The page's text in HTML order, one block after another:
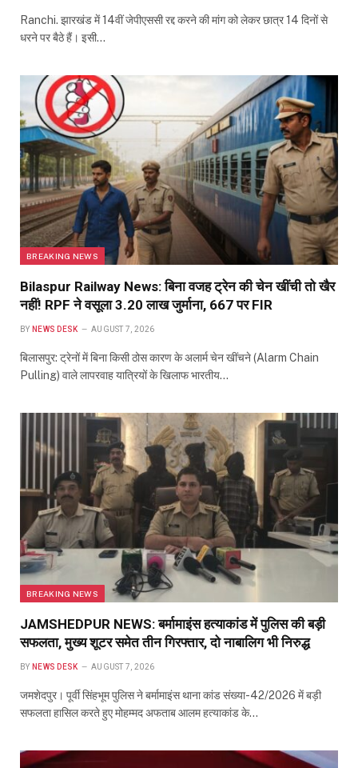
Ranchi. झारखंड में 14वीं जेपीएससी रद्द करने की मांग को लेकर छात्र 14 दिनों से
धरने पर बैठे हैं। इसी…
BREAKING NEWS
Bilaspur Railway News: बिना वजह ट्रेन की चेन खींची तो खैर
नहीं! RPF ने वसूला 3.20 लाख जुर्माना, 667 पर FIR
BY NEWS DESK AUGUST 7, 2026
बिलासपुर: ट्रेनों में बिना किसी ठोस कारण के अलार्म चेन खींचने (Alarm Chain
Pulling) वाले लापरवाह यात्रियों के खिलाफ भारतीय…
BREAKING NEWS
JAMSHEDPUR NEWS: बर्मामाइंस हत्याकांड में पुलिस की बड़ी
सफलता, मुख्य शूटर समेत तीन गिरफ्तार, दो नाबालिग भी निरुद्ध
BY NEWS DESK AUGUST 7, 2026
जमशेदपुर। पूर्वी सिंहभूम पुलिस ने बर्मामाइंस थाना कांड संख्या-42/2026 में बड़ी
सफलता हासिल करते हुए मोहम्मद अफताब आलम हत्याकांड के…